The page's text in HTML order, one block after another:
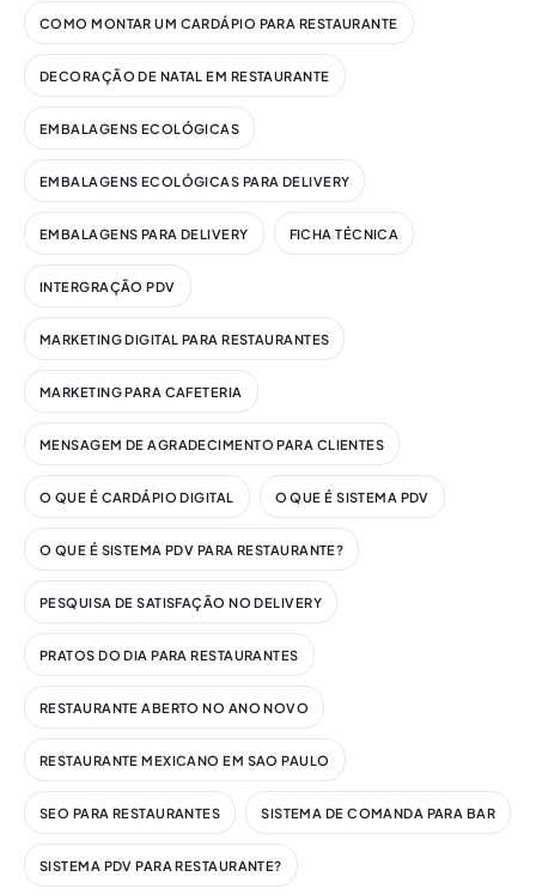
COMO MONTAR UM CARDÁPIO PARA RESTAURANTE
DECORAÇÃO DE NATAL EM RESTAURANTE
EMBALAGENS ECOLÓGICAS
EMBALAGENS ECOLÓGICAS PARA DELIVERY
EMBALAGENS PARA DELIVERY FICHA TÉCNICA
INTERGRAÇÃO PDV
MARKETING DIGITAL PARA RESTAURANTES
MARKETING PARA CAFETERIA
MENSAGEM DE AGRADECIMENTO PARA CLIENTES
O QUE É CARDÁPIO DIGITAL O QUE É SISTEMA PDV
O QUE É SISTEMA PDV PARA RESTAURANTE?
PESQUISA DE SATISFAÇÃO NO DELIVERY
PRATOS DO DIA PARA RESTAURANTES
RESTAURANTE ABERTO NO ANO NOVO
RESTAURANTE MEXICANO EM SAO PAULO
SEO PARA RESTAURANTES SISTEMA DE COMANDA PARA BAR
SISTEMA PDV PARA RESTAURANTE?